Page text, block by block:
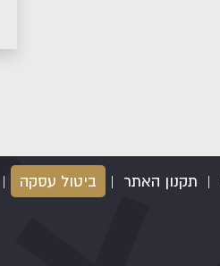
| תקנון האתר | ביטול עסקה |